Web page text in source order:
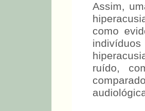
Assim,
como
ruído,